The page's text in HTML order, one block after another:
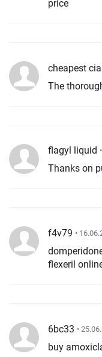
price
cheapest
The
flagyl liquid
Thanks on
f4v79 •
flexeril
6bc33 •
buy